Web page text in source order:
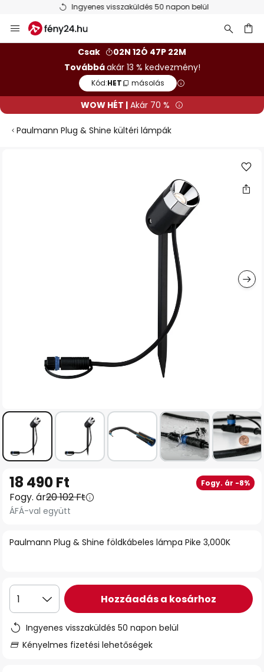
Ingyenes visszaküldés 50 napon belül
Ugrás
a
Csak
02N 12Ó 47P 22M
Továbbáakár 13 % kedvezmény!
Kód:HET másolás
WOW HÉT | Akár 70 %
Paulmann Plug & Shine kültéri lámpák
képgaléria
elejére
Paulmann Plug & Shine földkábeles lámpa Pike 3,000K
18 490 Ft Fogy. ár -8%
Fogy. ár20 102 Ft
ÁFÁ-val együtt
1 Hozzáadás a kosárhoz
Ingyenes visszaküldés 50 napon belül
Kényelmes fizetési lehetőségek